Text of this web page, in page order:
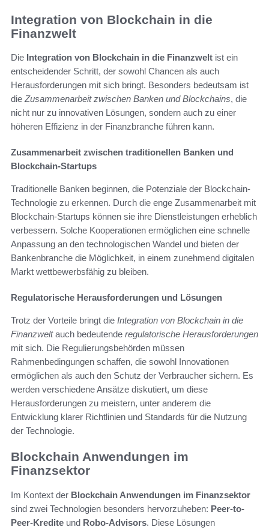
Integration von Blockchain in die
Finanzwelt
Die Integration von Blockchain in die Finanzwelt ist ein
entscheidender Schritt, der sowohl Chancen als auch
Herausforderungen mit sich bringt. Besonders bedeutsam ist
die Zusammenarbeit zwischen Banken und Blockchains, die
nicht nur zu innovativen Lösungen, sondern auch zu einer
höheren Effizienz in der Finanzbranche führen kann.
Zusammenarbeit zwischen traditionellen Banken und
Blockchain-Startups
Traditionelle Banken beginnen, die Potenziale der Blockchain-
Technologie zu erkennen. Durch die enge Zusammenarbeit mit
Blockchain-Startups können sie ihre Dienstleistungen erheblich
verbessern. Solche Kooperationen ermöglichen eine schnelle
Anpassung an den technologischen Wandel und bieten der
Bankenbranche die Möglichkeit, in einem zunehmend digitalen
Markt wettbewerbsfähig zu bleiben.
Regulatorische Herausforderungen und Lösungen
Trotz der Vorteile bringt die Integration von Blockchain in die
Finanzweltauch bedeutende regulatorische Herausforderungen
mit sich. Die Regulierungsbehörden müssen
Rahmenbedingungen schaffen, die sowohl Innovationen
ermöglichen als auch den Schutz der Verbraucher sichern. Es
werden verschiedene Ansätze diskutiert, um diese
Herausforderungen zu meistern, unter anderem die
Entwicklung klarer Richtlinien und Standards für die Nutzung
der Technologie.
Blockchain Anwendungen im
Finanzsektor
Im Kontext der Blockchain Anwendungen im Finanzsektor
sind zwei Technologien besonders hervorzuheben: Peer-to-
Peer-Kredite und Robo-Advisors. Diese Lösungen